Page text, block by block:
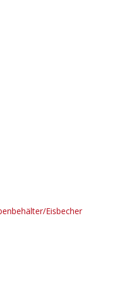
Eisbecher